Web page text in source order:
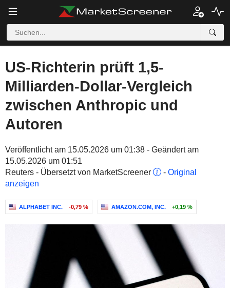
US-Richterin prüft 1,5-
Milliarden-Dollar-Vergleich
zwischen Anthropic und
Autoren
Veröffentlicht am 15.05.2026 um 01:38 - Geändert am
15.05.2026 um 01:51
Reuters - Übersetzt von MarketScreener
- Original
anzeigen
ALPHABET INC. -0,79 % AMAZON.COM, INC. +0,19 %